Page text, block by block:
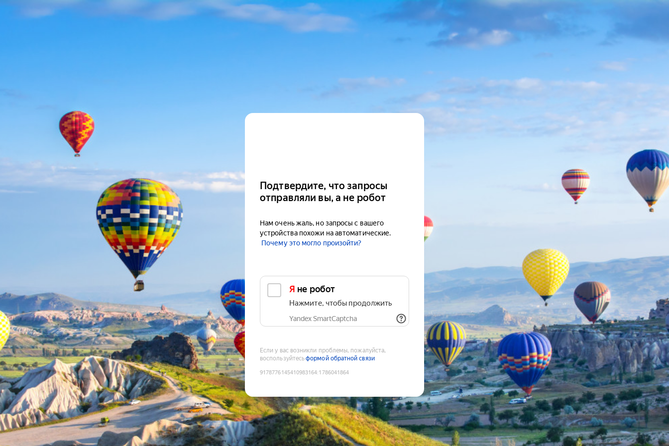
Подтвердите, что запросы
отправляли вы, а не робот
Нам очень жаль, но запросы с вашего
устройства похожи на автоматические.
Почему это могло произойти?
Я не робот
Нажмите, чтобы продолжить
Yandex SmartCaptcha
Если у вас возникли проблемы, пожалуйста,
воспользуйтесьформой обратной связи
9178776145410983164:1786041864